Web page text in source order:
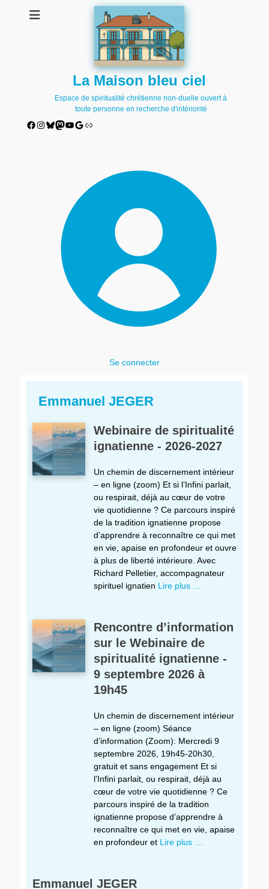
La Maison bleu ciel
Espace de spiritualité chrétienne non-duelle ouvert à
toute personne en recherche d'intériorité
Facebook
Instagram
Bluesky
Mastodon
YouTube
Google
Lien
Se connecter
Emmanuel JEGER
Webinaire de spiritualité
ignatienne - 2026-2027
Un chemin de discernement intérieur
– en ligne (zoom) Et si l’Infini parlait,
ou respirait, déjà au cœur de votre
vie quotidienne ? Ce parcours inspiré
de la tradition ignatienne propose
d’apprendre à reconnaître ce qui met
en vie, apaise en profondeur et ouvre
à plus de liberté intérieure. Avec
Richard Pelletier, accompagnateur
spirituel ignatien Lire plus …
Rencontre d’information
sur le Webinaire de
spiritualité ignatienne -
9 septembre 2026 à
19h45
Un chemin de discernement intérieur
– en ligne (zoom) Séance
d’information (Zoom): Mercredi 9
septembre 2026, 19h45-20h30,
gratuit et sans engagement Et si
l’Infini parlait, ou respirait, déjà au
cœur de votre vie quotidienne ? Ce
parcours inspiré de la tradition
ignatienne propose d’apprendre à
reconnaître ce qui met en vie, apaise
en profondeur et Lire plus …
Emmanuel JEGER